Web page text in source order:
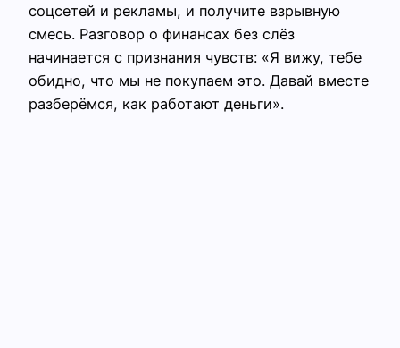
соцсетей и рекламы, и получите взрывную
смесь. Разговор о финансах без слёз
начинается с признания чувств: «Я вижу, тебе
обидно, что мы не покупаем это. Давай вместе
разберёмся, как работают деньги».